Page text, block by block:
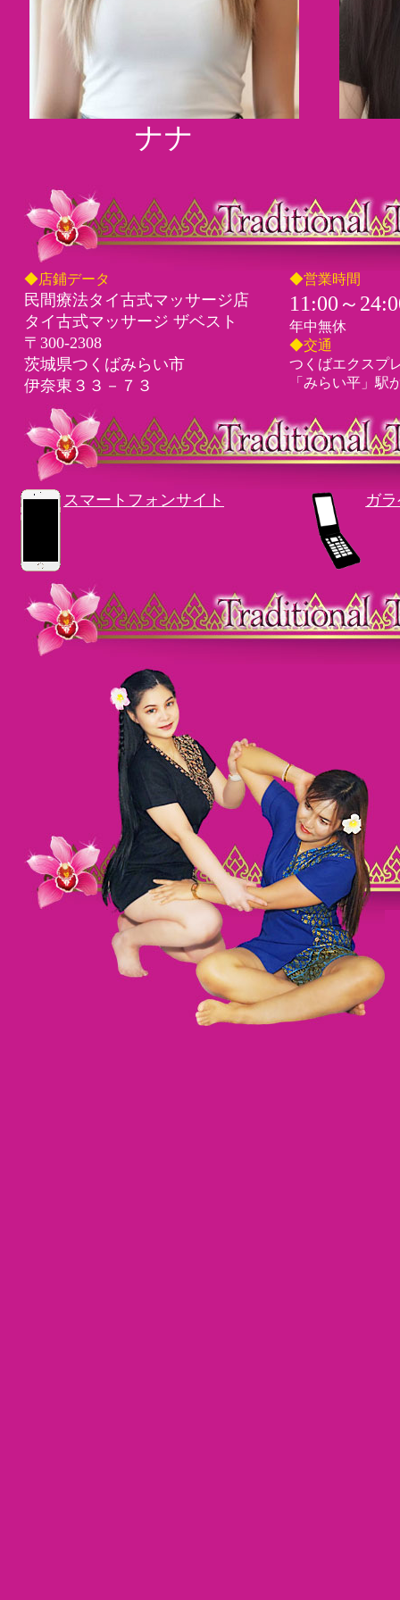
ナナ
◆店鋪データ
民間療法タイ古式マッサージ店
タイ古式マッサージ ザベスト
〒300-2308
茨城県つくばみらい市
伊奈東３３－７３
◆営業時間
11:00～
年中無休
◆交通
つくばエクスプ
「みらい平」駅
スマートフォンサイト ガ